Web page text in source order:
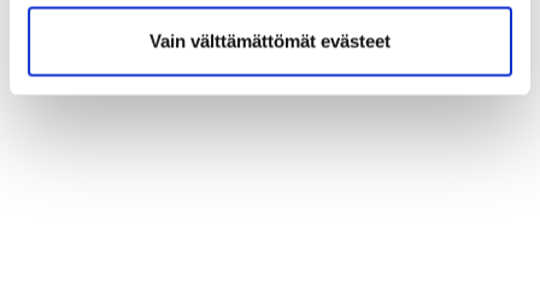
Vain välttämättömät evästeet